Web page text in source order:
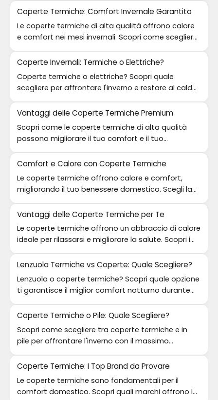
Coperte Termiche: Comfort Invernale Garantito
Le coperte termiche di alta qualità offrono calore
e comfort nei mesi invernali. Scopri come scegliere
la migliore per te!
Coperte Invernali: Termiche o Elettriche?
Coperte termiche o elettriche? Scopri quale
scegliere per affrontare l'inverno e restare al caldo
Vantaggi delle Coperte Termiche Premium
Scopri come le coperte termiche di alta qualità
possono migliorare il tuo comfort e il tuo
Comfort e Calore con Coperte Termiche
Le coperte termiche offrono calore e comfort,
migliorando il tuo benessere domestico. Scegli la
Vantaggi delle Coperte Termiche per Te
Le coperte termiche offrono un abbraccio di calore
ideale per rilassarsi e migliorare la salute. Scopri i
loro molteplici benefici.
Lenzuola Termiche vs Coperte: Quale Scegliere?
Lenzuola o coperte termiche? Scopri quale opzione
ti garantisce il miglior comfort notturno durante
l'inverno.
Coperte Termiche o Pile: Quale Scegliere?
Scopri come scegliere tra coperte termiche e in
pile per affrontare l'inverno con il massimo
Coperte Termiche: I Top Brand da Provare
Le coperte termiche sono fondamentali per il
comfort domestico. Scopri quali marchi offrono le